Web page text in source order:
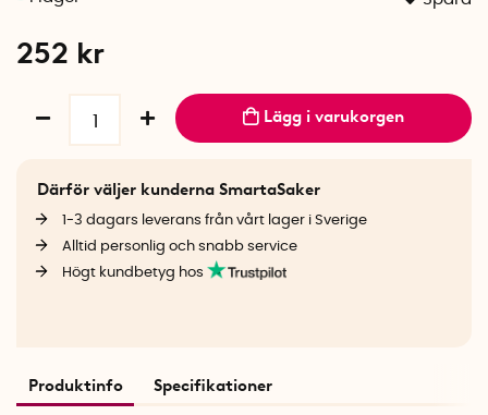
252 kr
Lägg i varukorgen
Därför väljer kunderna SmartaSaker
1-3 dagars leverans från vårt lager i Sverige
Alltid personlig och snabb service
Högt kundbetyg hos
Produktinfo Specifikationer